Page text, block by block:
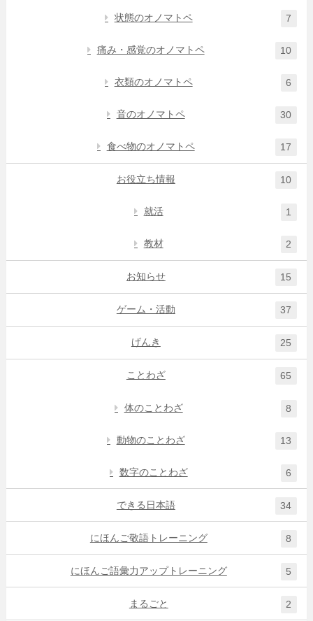
状態のオノマトペ 7
痛み・感覚のオノマトペ 10
衣類のオノマトペ 6
音のオノマトペ 30
食べ物のオノマトペ 17
お役立ち情報 10
就活 1
教材 2
お知らせ 15
ゲーム・活動 37
げんき 25
ことわざ 65
体のことわざ 8
動物のことわざ 13
数字のことわざ 6
できる日本語 34
にほんご敬語トレーニング 8
にほんご語彙力アップトレーニング 5
まるごと 2